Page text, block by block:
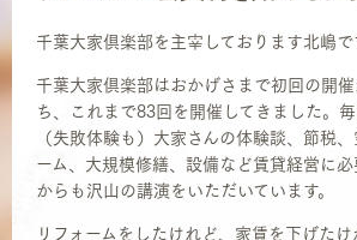
千葉大家倶楽部を主宰しております北嶋で
千葉大家倶楽部はおかげさまで初回の開
ち、これまで83回を開催してきました。
（失敗体験も）大家さんの体験談、節税
ーム、大規模修繕、設備など賃貸経営に
からも沢山の講演をいただいています。
リフォームをしたけれど、家賃を下げた